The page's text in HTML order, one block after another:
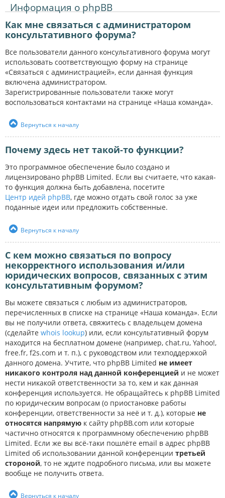
Информация о phpBB
Как мне связаться с администратором
консультативного форума?
Все пользователи данного консультативного форума могут
использовать соответствующую форму на странице
«Связаться с администрацией», если данная функция
включена администратором.
Зарегистрированные пользователи также могут
воспользоваться контактами на странице «Наша команда».
Вернуться к началу
Почему здесь нет такой-то функции?
Это программное обеспечение было создано и
лицензировано phpBB Limited. Если вы считаете, что какая-
то функция должна быть добавлена, посетите
Центр идей phpBB, где можно отдать свой голос за уже
поданные идеи или предложить собственные.
Вернуться к началу
С кем можно связаться по вопросу
некорректного использования и/или
юридических вопросов, связанных с этим
консультативным форумом?
Вы можете связаться с любым из администраторов,
перечисленных в списке на странице «Наша команда». Если
вы не получили ответа, свяжитесь с владельцем домена
(сделайте whois lookup) или, если консультативный форум
находится на бесплатном домене (например, chat.ru, Yahoo!,
free.fr, f2s.com и т. п.), с руководством или техподдержкой
данного домена. Учтите, что phpBB Limited не имеет
никакого контроля над данной конференцией и не может
нести никакой ответственности за то, кем и как данная
конференция используется. Не обращайтесь к phpBB Limited
по юридическим вопросам (о приостановке работы
конференции, ответственности за неё и т. д.), которые не
относятся напрямую к сайту phpBB.com или которые
частично относятся к программному обеспечению phpBB
Limited. Если же вы всё-таки пошлёте email в адрес phpBB
Limited об использовании данной конференции третьей
стороной, то не ждите подробного письма, или вы можете
вообще не получить ответа.
Вернуться к началу